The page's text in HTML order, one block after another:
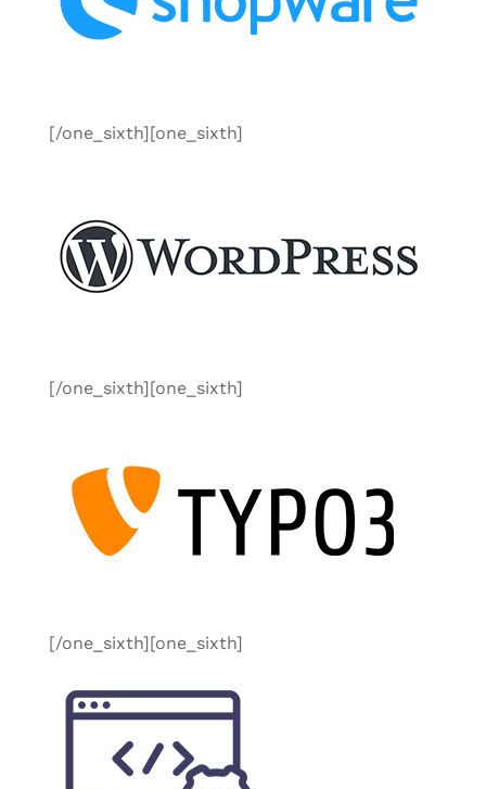
[/one_sixth][one_sixth]
[/one_sixth][one_sixth]
[/one_sixth][one_sixth]